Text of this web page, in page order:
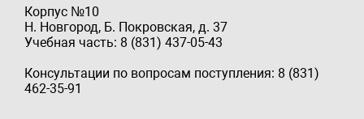
Корпус №10
Н. Новгород, Б. Покровская, д. 37
Учебная часть: 8 (831) 437-05-43
Консультации по вопросам поступления: 8 (831)
462-35-91